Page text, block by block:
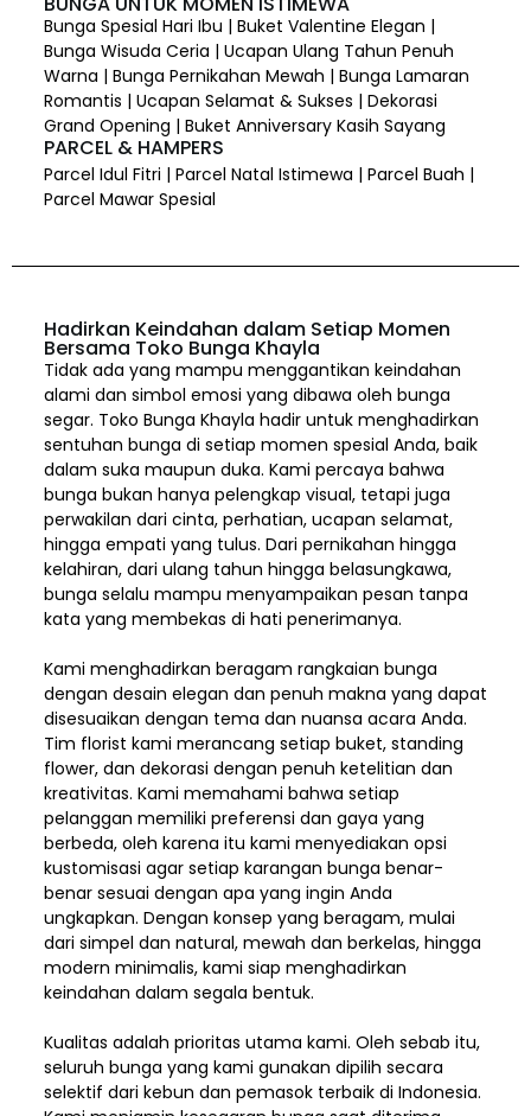
Bunga Spesial Hari Ibu | Buket Valentine Elegan |
Bunga Wisuda Ceria | Ucapan Ulang Tahun Penuh
Warna | Bunga Pernikahan Mewah | Bunga Lamaran
Romantis | Ucapan Selamat & Sukses | Dekorasi
Grand Opening | Buket Anniversary Kasih Sayang
PARCEL & HAMPERS
Parcel Idul Fitri | Parcel Natal Istimewa | Parcel Buah |
Parcel Mawar Spesial
Hadirkan Keindahan dalam Setiap Momen
Bersama Toko Bunga Khayla
Tidak ada yang mampu menggantikan keindahan
alami dan simbol emosi yang dibawa oleh bunga
segar. Toko Bunga Khayla hadir untuk menghadirkan
sentuhan bunga di setiap momen spesial Anda, baik
dalam suka maupun duka. Kami percaya bahwa
bunga bukan hanya pelengkap visual, tetapi juga
perwakilan dari cinta, perhatian, ucapan selamat,
hingga empati yang tulus. Dari pernikahan hingga
kelahiran, dari ulang tahun hingga belasungkawa,
bunga selalu mampu menyampaikan pesan tanpa
kata yang membekas di hati penerimanya.
Kami menghadirkan beragam rangkaian bunga
dengan desain elegan dan penuh makna yang dapat
disesuaikan dengan tema dan nuansa acara Anda.
Tim florist kami merancang setiap buket, standing
flower, dan dekorasi dengan penuh ketelitian dan
kreativitas. Kami memahami bahwa setiap
pelanggan memiliki preferensi dan gaya yang
berbeda, oleh karena itu kami menyediakan opsi
kustomisasi agar setiap karangan bunga benar-
benar sesuai dengan apa yang ingin Anda
ungkapkan. Dengan konsep yang beragam, mulai
dari simpel dan natural, mewah dan berkelas, hingga
modern minimalis, kami siap menghadirkan
keindahan dalam segala bentuk.
Kualitas adalah prioritas utama kami. Oleh sebab itu,
seluruh bunga yang kami gunakan dipilih secara
selektif dari kebun dan pemasok terbaik di Indonesia.